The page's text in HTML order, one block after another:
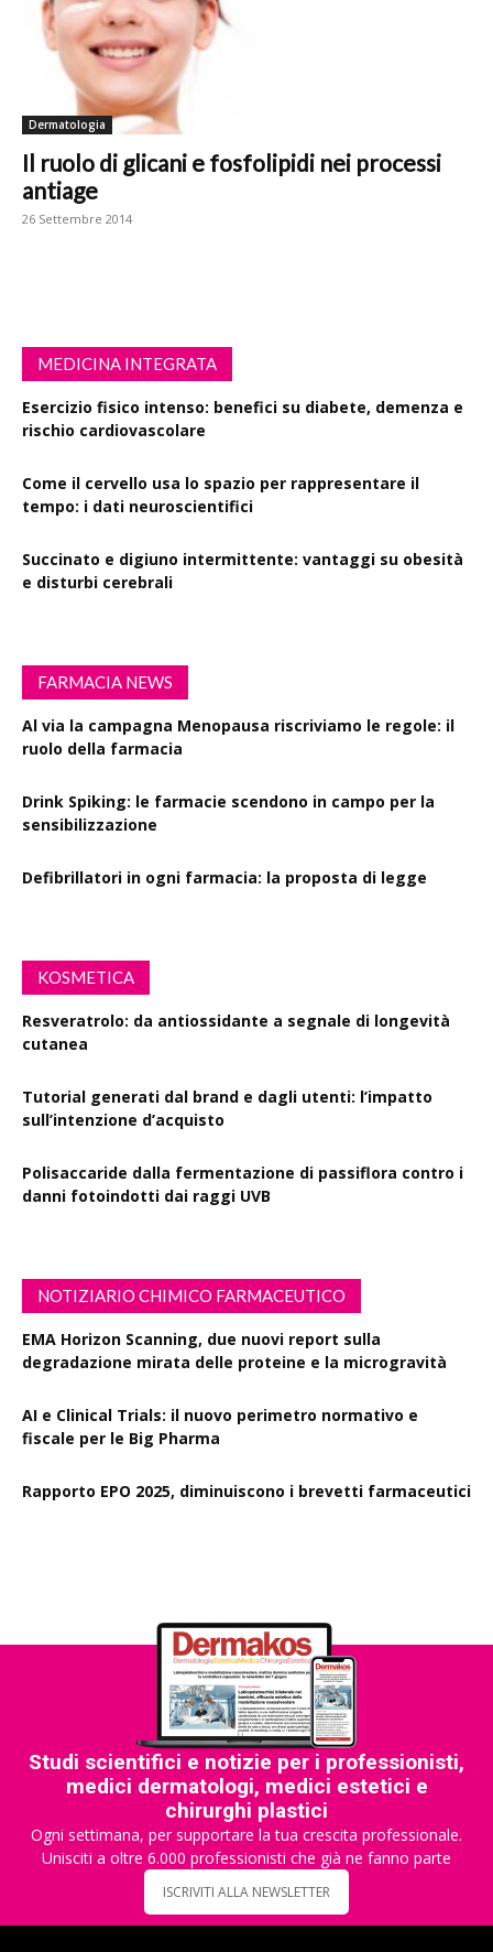
Dermatologia
Il ruolo di glicani e fosfolipidi nei processi
antiage
26 Settembre 2014
MEDICINA INTEGRATA
Esercizio fisico intenso: benefici su diabete, demenza e
rischio cardiovascolare
Come il cervello usa lo spazio per rappresentare il
tempo: i dati neuroscientifici
Succinato e digiuno intermittente: vantaggi su obesità
e disturbi cerebrali
FARMACIA NEWS
Al via la campagna Menopausa riscriviamo le regole: il
ruolo della farmacia
Drink Spiking: le farmacie scendono in campo per la
sensibilizzazione
Defibrillatori in ogni farmacia: la proposta di legge
KOSMETICA
Resveratrolo: da antiossidante a segnale di longevità
cutanea
Tutorial generati dal brand e dagli utenti: l’impatto
sull’intenzione d’acquisto
Polisaccaride dalla fermentazione di passiflora contro i
danni fotoindotti dai raggi UVB
NOTIZIARIO CHIMICO FARMACEUTICO
EMA Horizon Scanning, due nuovi report sulla
degradazione mirata delle proteine e la microgravità
AI e Clinical Trials: il nuovo perimetro normativo e
fiscale per le Big Pharma
Rapporto EPO 2025, diminuiscono i brevetti farmaceutici
Studi scientifici e notizie per i professionisti,
medici dermatologi, medici estetici e
chirurghi plastici
Ogni settimana, per supportare la tua crescita professionale.
Unisciti a oltre 6.000 professionisti che già ne fanno parte
ISCRIVITI ALLA NEWSLETTER